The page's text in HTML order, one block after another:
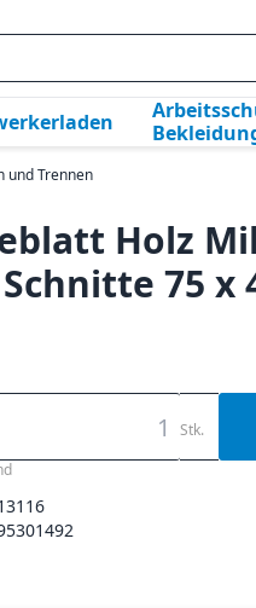
und Trennen
Holz
75 x
Stk.